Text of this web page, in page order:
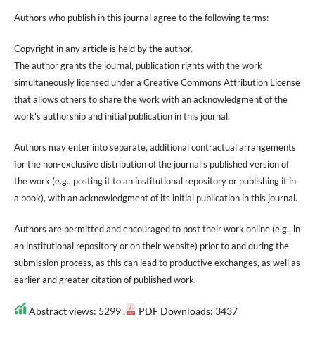
Authors who publish in this journal agree to the following terms:
Copyright in any article is held by the author.
The author grants the journal, publication rights with the work
simultaneously licensed under a Creative Commons Attribution License
that allows others to share the work with an acknowledgment of the
work's authorship and initial publication in this journal.
Authors may enter into separate, additional contractual arrangements
for the non-exclusive distribution of the journal's published version of
the work (e.g., posting it to an institutional repository or publishing it in
a book), with an acknowledgment of its initial publication in this journal.
Authors are permitted and encouraged to post their work online (e.g., in
an institutional repository or on their website) prior to and during the
submission process, as this can lead to productive exchanges, as well as
earlier and greater citation of published work.
Abstract views: 5299 , PDF Downloads: 3437